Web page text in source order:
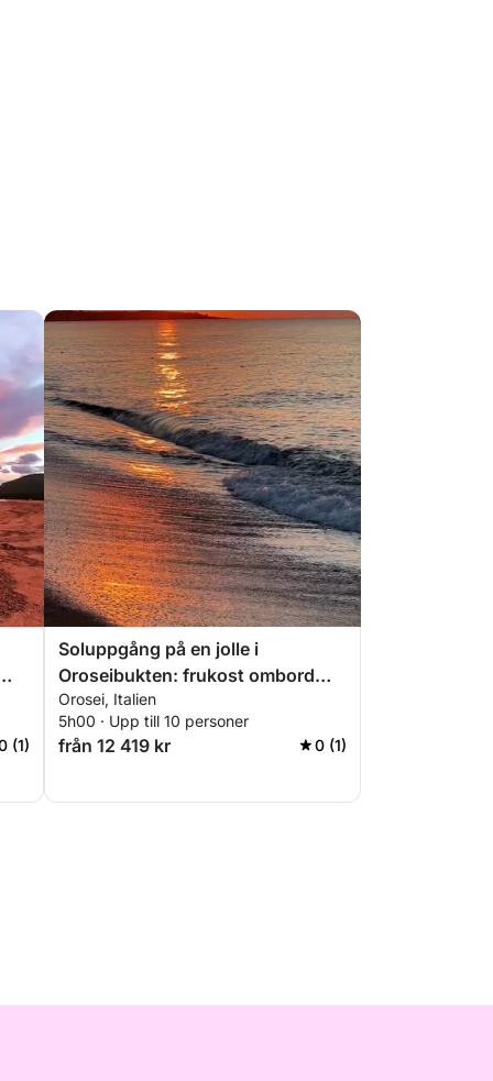
(1)
Soluppgång på en jolle i
Oroseibukten: frukost ombord
och vikar i gryningen
Orosei, Italien
5h00 · Upp till 10 personer
från 12 419 kr 0 (1)